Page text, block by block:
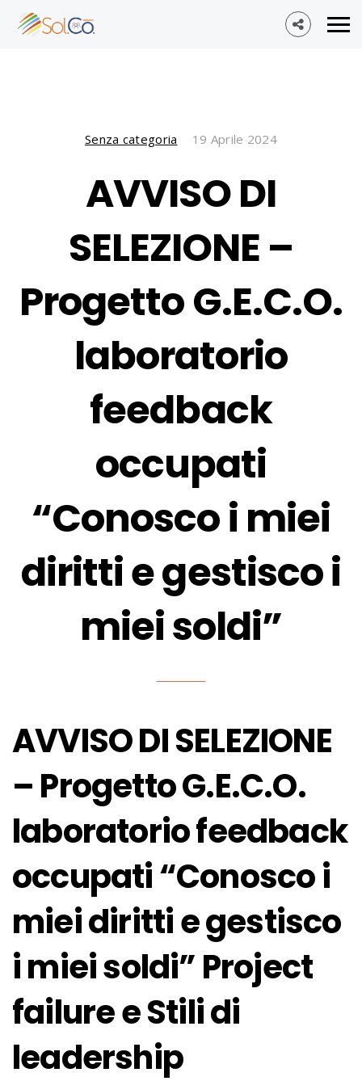
Senza categoria 19 Aprile 2024
AVVISO DI
SELEZIONE –
Progetto G.E.C.O.
laboratorio
feedback
occupati
“Conosco i miei
diritti e gestisco i
miei soldi”
AVVISO DI SELEZIONE
– Progetto G.E.C.O.
laboratorio feedback
occupati “Conosco i
miei diritti e gestisco
i miei soldi” Project
failure e Stili di
leadership